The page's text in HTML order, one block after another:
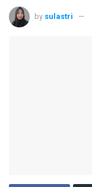
by sulastri